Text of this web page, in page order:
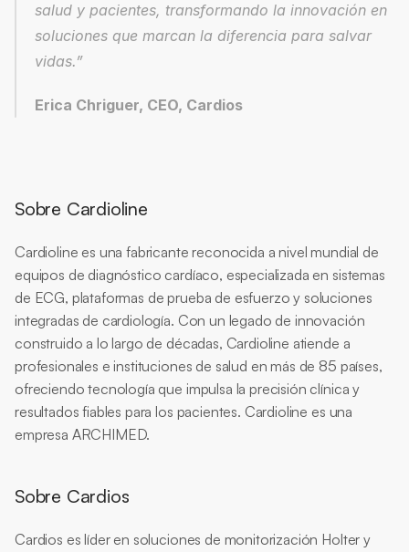
salud y pacientes, transformando la innovación en
soluciones que marcan la diferencia para salvar
vidas.”
Erica Chriguer, CEO, Cardios
Sobre Cardioline
Cardioline es una fabricante reconocida a nivel mundial de
equipos de diagnóstico cardíaco, especializada en sistemas
de ECG, plataformas de prueba de esfuerzo y soluciones
integradas de cardiología. Con un legado de innovación
construido a lo largo de décadas, Cardioline atiende a
profesionales e instituciones de salud en más de 85 países,
ofreciendo tecnología que impulsa la precisión clínica y
resultados fiables para los pacientes. Cardioline es una
empresa ARCHIMED.
Sobre Cardios
Cardios es líder en soluciones de monitorización Holter y